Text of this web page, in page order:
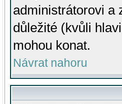
administrátorovi a
důležité (kvůli
mohou konat.
Návrat nahoru